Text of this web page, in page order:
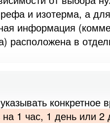
и изотерма, а
информация
расположена в
конкретное
на 1 час, 1 день или 2